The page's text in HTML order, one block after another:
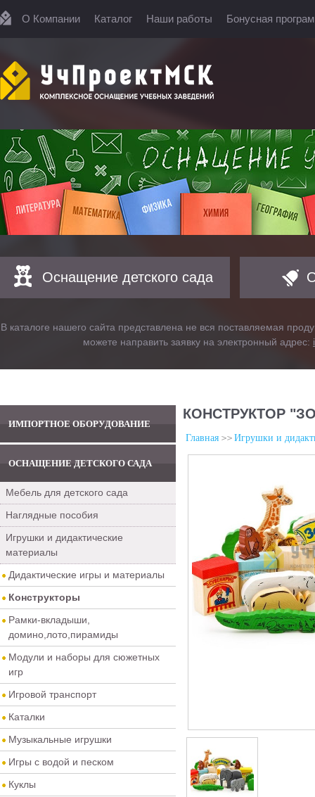
О Компании Каталог Наши работы Бонусная
Оснащение детского сада
В каталоге нашего сайта представлена не вся поставляемая
можете направить заявку на электронный адрес:
ИМПОРТНОЕ ОБОРУДОВАНИЕ
ОСНАЩЕНИЕ ДЕТСКОГО САДА
Мебель для детского сада
Наглядные пособия
Игрушки и дидактические
материалы
Дидактические игры и материалы
Конструкторы
Рамки-вкладыши,
домино,лото,пирамиды
Модули и наборы для сюжетных
игр
Игровой транспорт
Каталки
Музыкальные игрушки
Игры с водой и песком
Куклы
КОНСТРУКТОР
Главная Игрушки и